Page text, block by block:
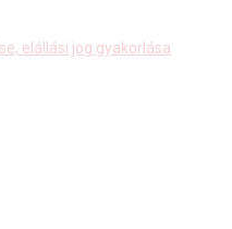
elállási jog gyakorlása